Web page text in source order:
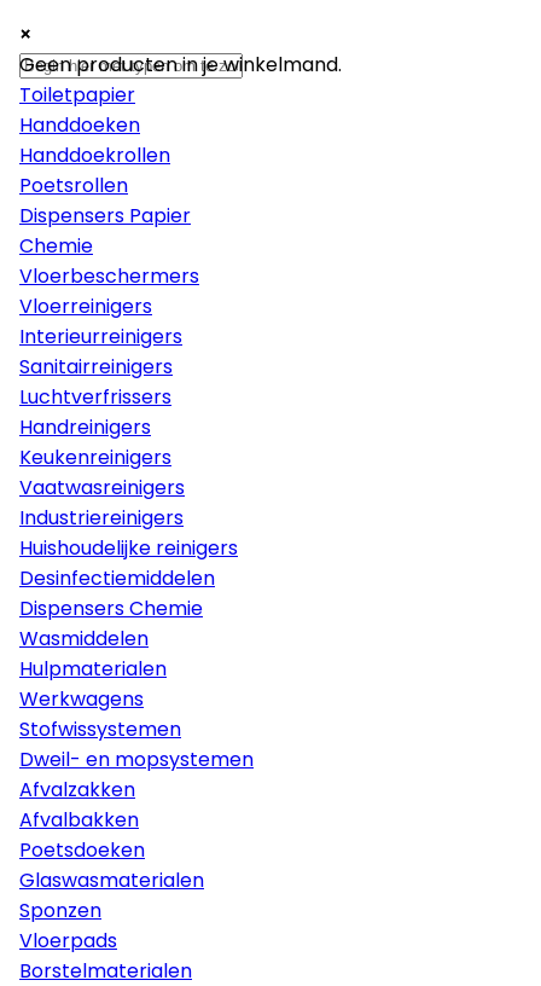
×
Papier
Toiletpapier
Handdoeken
Handdoekrollen
Poetsrollen
Dispensers Papier
Chemie
Vloerbeschermers
Vloerreinigers
Interieurreinigers
Sanitairreinigers
Luchtverfrissers
Handreinigers
Keukenreinigers
Vaatwasreinigers
Industriereinigers
Huishoudelijke reinigers
Desinfectiemiddelen
Dispensers Chemie
Wasmiddelen
Hulpmaterialen
Werkwagens
Stofwissystemen
Dweil- en mopsystemen
Afvalzakken
Afvalbakken
Poetsdoeken
Glaswasmaterialen
Sponzen
Vloerpads
Borstelmaterialen
×
×
Geen producten in je winkelmand.